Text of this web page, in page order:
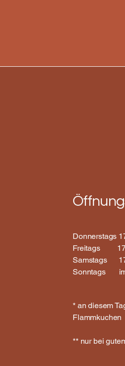
Donnerstags
Freitags
Samstags
Sonntags im
* an diesem
Flammkuchen
** nur bei